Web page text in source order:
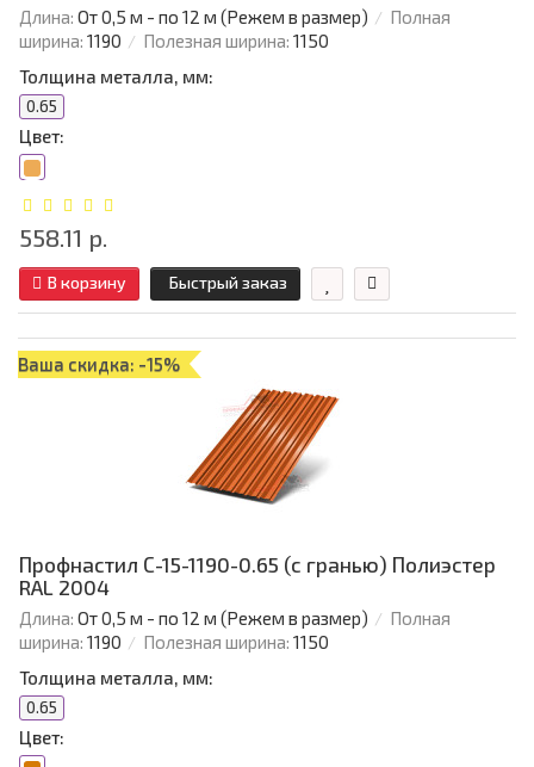
Длина: От 0,5 м - по 12 м (Режем в размер)
Полная
ширина: 1190 Полезная ширина: 1150
Толщина металла, мм:
0.65
Цвет:
558.11 р.
В корзину Быстрый заказ
Ваша скидка: -15%
Профнастил С-15-1190-0.65 (с гранью) Полиэстер
RAL 2004
Длина: От 0,5 м - по 12 м (Режем в размер)
Полная
ширина: 1190 Полезная ширина: 1150
Толщина металла, мм:
0.65
Цвет: